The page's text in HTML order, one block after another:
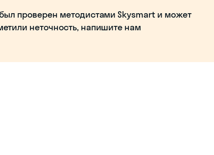
проверен методистами Skysmart и может
неточность, напишите нам